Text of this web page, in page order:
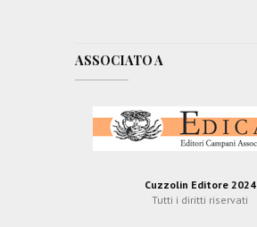
ASSOCIATO A
Cuzzolin Editore 2024
Tutti i diritti riservati